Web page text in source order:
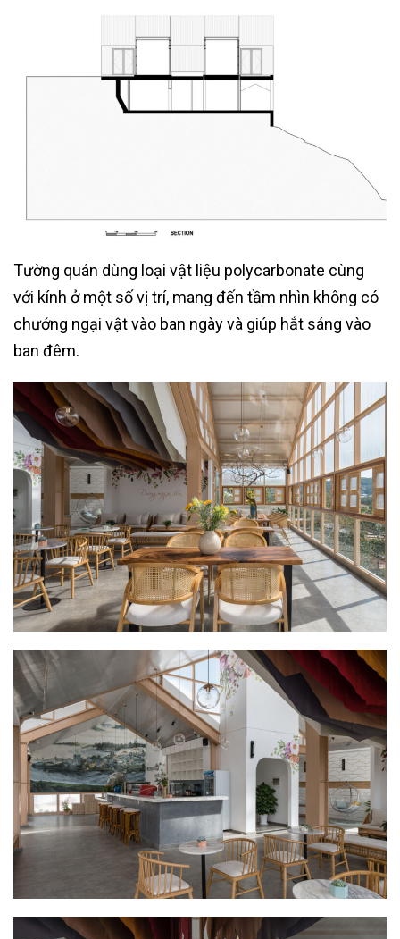
Tường quán dùng loại vật liệu polycarbonate cùng
với kính ở một số vị trí, mang đến tầm nhìn không có
chướng ngại vật vào ban ngày và giúp hắt sáng vào
ban đêm.